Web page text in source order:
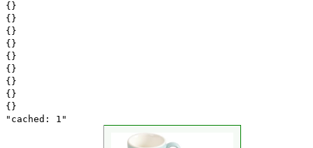
{}
{}
{}
{}
{}
{}
{}
{}
{}
"cached: 1"